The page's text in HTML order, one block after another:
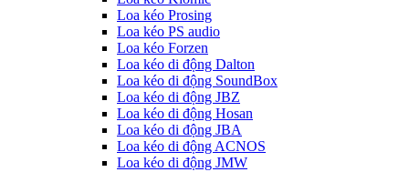
Loa kéo Prosing
Loa kéo PS audio
Loa kéo Forzen
Loa kéo di động Dalton
Loa kéo di động SoundBox
Loa kéo di động JBZ
Loa kéo di động Hosan
Loa kéo di động JBA
Loa kéo di động ACNOS
Loa kéo di động JMW